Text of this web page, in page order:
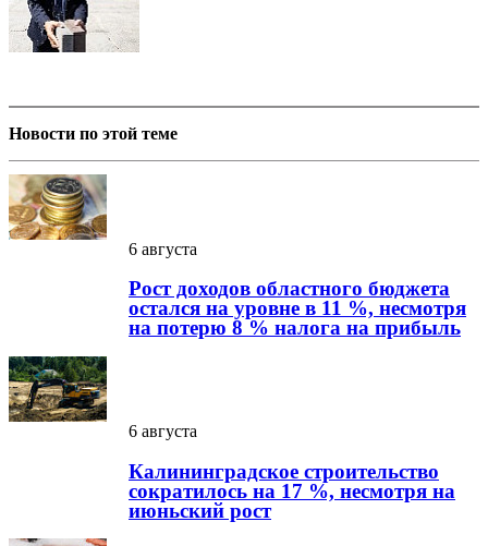
Новости по этой теме
6 августа
Рост доходов областного бюджета
остался на уровне в 11 %, несмотря
на потерю 8 % налога на прибыль
6 августа
Калининградское строительство
сократилось на 17 %, несмотря на
июньский рост